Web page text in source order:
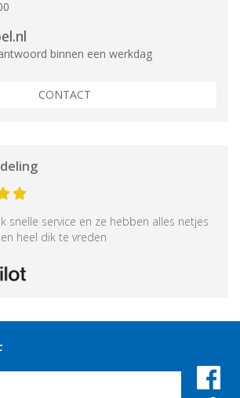
binnen een werkdag
CONTACT
snelle service en ze hebben alles netjes
heel dik te vreden